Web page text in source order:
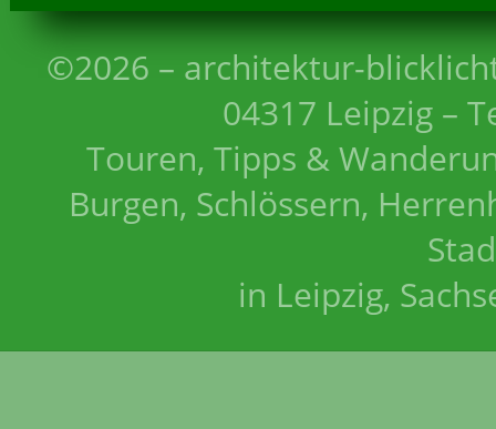
©2026 – architektur-
04317 Leipzig –
Touren, Tipps &
Burgen, Schlössern,
in Leipzig,